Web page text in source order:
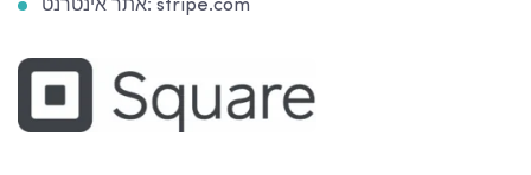
אתר אינטרנט: stripe.com